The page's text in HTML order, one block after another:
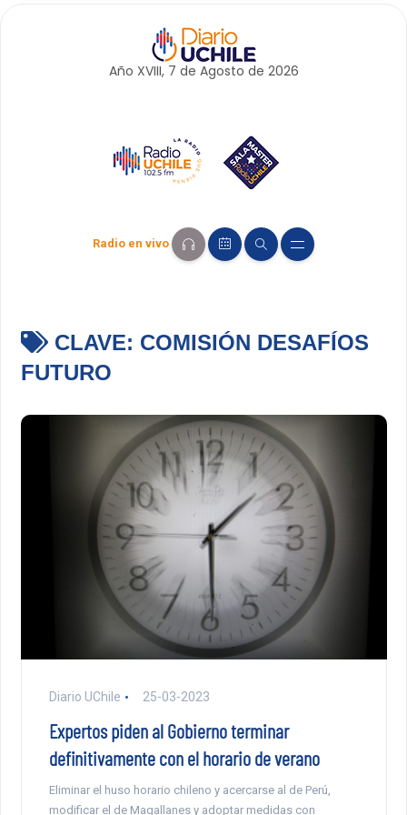
Año XVIII, 7 de Agosto de 2026
Radio en vivo
CLAVE: COMISIÓN DESAFÍOS
FUTURO
Diario UChile 25-03-2023
Expertos piden al Gobierno terminar
definitivamente con el horario de verano
Eliminar el huso horario chileno y acercarse al de Perú,
modificar el de Magallanes y adoptar medidas con